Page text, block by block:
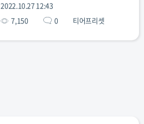
2022.10.27 12:43
7,150
0 티어프리셋